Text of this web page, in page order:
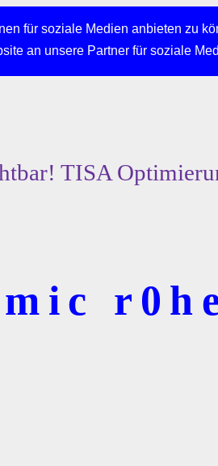
für soziale Medien anbieten zu
an unsere Partner für soziale
TISA